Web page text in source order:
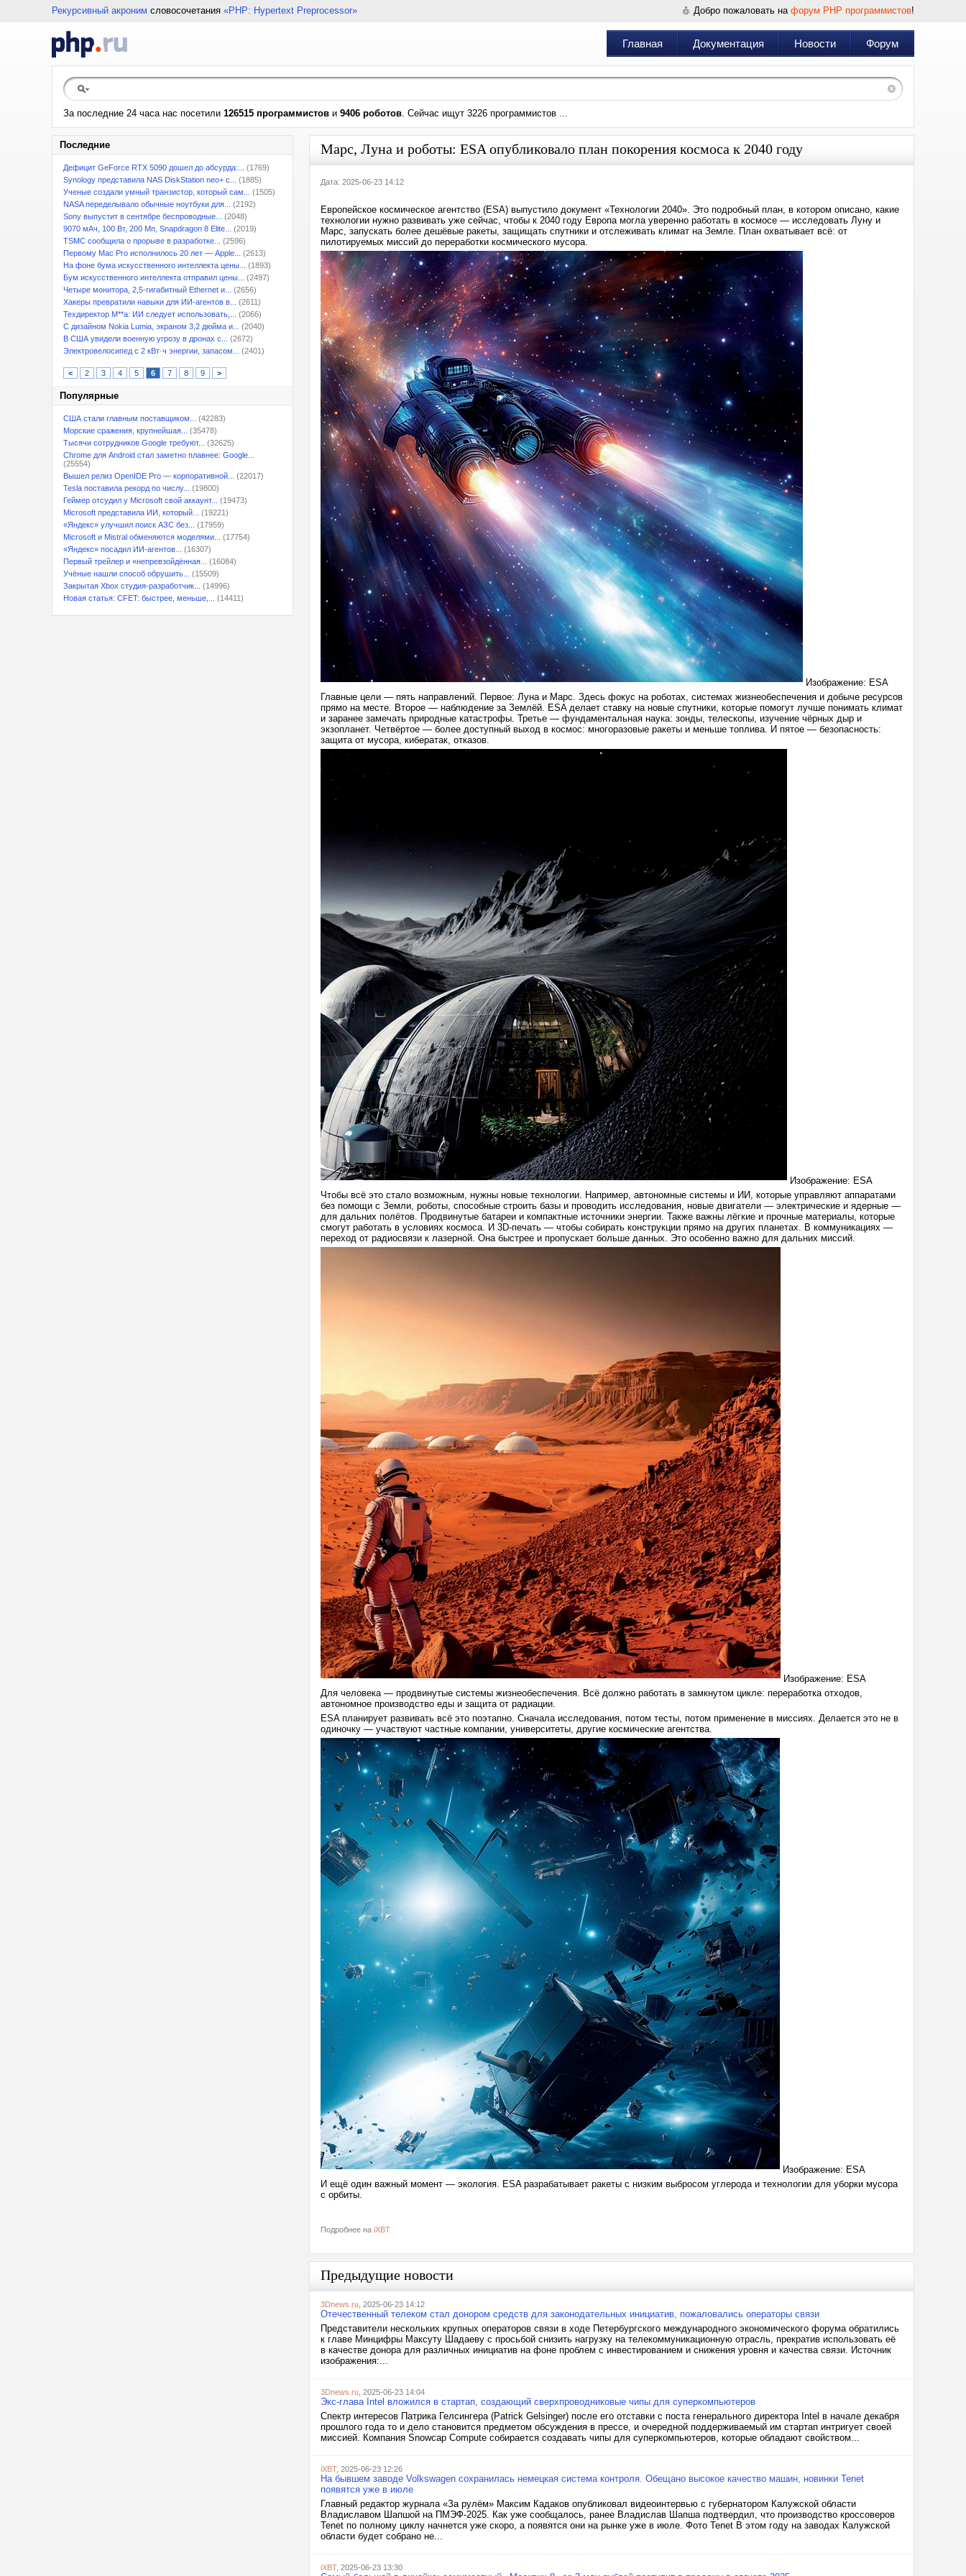
Рекурсивный акроним словосочетания «PHP: Hypertext Preprocessor» Добро пожаловать на форум PHP программистов!
Главная Документация Новости Форум
За последние 24 часа нас посетили 126515 программистов и 9406 роботов. Сейчас ищут 3226 программистов ...
Последние
Дефицит GeForce RTX 5090 дошел до абсурда:...
(1769)
Synology представила NAS DiskStation neo+ с...
(1885)
Ученые создали умный транзистор, который сам...
(1505)
NASA переделывало обычные ноутбуки для...
(2192)
Sony выпустит в сентябре беспроводные...
(2048)
9070 мАч, 100 Вт, 200 Мп, Snapdragon 8 Elite...
(2019)
TSMC сообщила о прорыве в разработке...
(2596)
Первому Mac Pro исполнилось 20 лет — Apple...
(2613)
На фоне бума искусственного интеллекта цены...
(1893)
Бум искусственного интеллекта отправил цены...
(2497)
Четыре монитора, 2,5-гигабитный Ethernet и...
(2656)
Хакеры превратили навыки для ИИ-агентов в...
(2611)
Техдиректор M**a: ИИ следует использовать,...
(2066)
С дизайном Nokia Lumia, экраном 3,2 дюйма и...
(2040)
В США увидели военную угрозу в дронах с...
(2672)
Электровелосипед с 2 кВт·ч энергии, запасом...
(2401)
< 2 3 4 5 6 7 8 9 >
Популярные
США стали главным поставщиком...
(42283)
Морские сражения, крупнейшая...
(35478)
Тысячи сотрудников Google требуют...
(32625)
Chrome для Android стал заметно плавнее: Google...
(25554)
Вышел релиз OpenIDE Pro — корпоративной...
(22017)
Tesla поставила рекорд по числу...
(19800)
Геймер отсудил у Microsoft свой аккаунт...
(19473)
Microsoft представила ИИ, который...
(19221)
«Яндекс» улучшил поиск АЗС без...
(17959)
Microsoft и Mistral обменяются моделями...
(17754)
«Яндекс» посадил ИИ-агентов...
(16307)
Первый трейлер и «непревзойдённая...
(16084)
Учёные нашли способ обрушить...
(15509)
Закрытая Xbox студия-разработчик...
(14996)
Новая статья: CFET: быстрее, меньше,...
(14411)
Марс, Луна и роботы: ESA опубликовало план покорения космоса к 2040 году
Дата: 2025-06-23 14:12
Европейское космическое агентство (ESA) выпустило документ «Технологии 2040». Это подробный план, в котором описано, какие
технологии нужно развивать уже сейчас, чтобы к 2040 году Европа могла уверенно работать в космосе — исследовать Луну и
Марс, запускать более дешёвые ракеты, защищать спутники и отслеживать климат на Земле. План охватывает всё: от
пилотируемых миссий до переработки космического мусора.
Изображение: ESA
Главные цели — пять направлений. Первое: Луна и Марс. Здесь фокус на роботах, системах жизнеобеспечения и добыче ресурсов
прямо на месте. Второе — наблюдение за Землёй. ESA делает ставку на новые спутники, которые помогут лучше понимать климат
и заранее замечать природные катастрофы. Третье — фундаментальная наука: зонды, телескопы, изучение чёрных дыр и
экзопланет. Четвёртое — более доступный выход в космос: многоразовые ракеты и меньше топлива. И пятое — безопасность:
защита от мусора, кибератак, отказов.
Изображение: ESA
Чтобы всё это стало возможным, нужны новые технологии. Например, автономные системы и ИИ, которые управляют аппаратами
без помощи с Земли, роботы, способные строить базы и проводить исследования, новые двигатели — электрические и ядерные —
для дальних полётов. Продвинутые батареи и компактные источники энергии. Также важны лёгкие и прочные материалы, которые
смогут работать в условиях космоса. И 3D-печать — чтобы собирать конструкции прямо на других планетах. В коммуникациях —
переход от радиосвязи к лазерной. Она быстрее и пропускает больше данных. Это особенно важно для дальних миссий.
Изображение: ESA
Для человека — продвинутые системы жизнеобеспечения. Всё должно работать в замкнутом цикле: переработка отходов,
автономное производство еды и защита от радиации.
ESA планирует развивать всё это поэтапно. Сначала исследования, потом тесты, потом применение в миссиях. Делается это не в
одиночку — участвуют частные компании, университеты, другие космические агентства.
Изображение: ESA
И ещё один важный момент — экология. ESA разрабатывает ракеты с низким выбросом углерода и технологии для уборки мусора
с орбиты.
Подробнее на iXBT
Предыдущие новости
3Dnews.ru , 2025-06-23 14:12
Отечественный телеком стал донором средств для законодательных инициатив, пожаловались операторы связи
Представители нескольких крупных операторов связи в ходе Петербургского международного экономического форума обратились
к главе Минцифры Максуту Шадаеву с просьбой снизить нагрузку на телекоммуникационную отрасль, прекратив использовать её
в качестве донора для различных инициатив на фоне проблем с инвестированием и снижения уровня и качества связи. Источник
изображения:...
3Dnews.ru , 2025-06-23 14:04
Экс-глава Intel вложился в стартап, создающий сверхпроводниковые чипы для суперкомпьютеров
Спектр интересов Патрика Гелсингера (Patrick Gelsinger) после его отставки с поста генерального директора Intel в начале декабря
прошлого года то и дело становится предметом обсуждения в прессе, и очередной поддерживаемый им стартап интригует своей
миссией. Компания Snowcap Compute собирается создавать чипы для суперкомпьютеров, которые обладают свойством...
iXBT, 2025-06-23 12:26
На бывшем заводе Volkswagen сохранилась немецкая система контроля. Обещано высокое качество машин, новинки Tenet
появятся уже в июле
Главный редактор журнала «За рулём» Максим Кадаков опубликовал видеоинтервью с губернатором Калужской области
Владиславом Шапшой на ПМЭФ-2025. Как уже сообщалось, ранее Владислав Шапша подтвердил, что производство кроссоверов
Tenet по полному циклу начнется уже скоро, а появятся они на рынке уже в июле. Фото Tenet В этом году на заводах Калужской
области будет собрано не...
iXBT, 2025-06-23 13:30